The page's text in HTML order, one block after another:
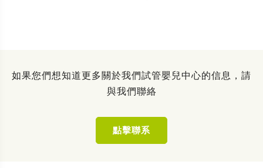
如果您們想知道更多關於我們試管嬰兒中心的信息，請
與我們聯絡
點擊聯系